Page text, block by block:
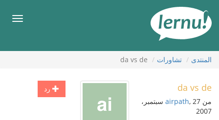
المحتويات
قائمة
المنتدى تشاورات da vs de
رد da vs de
من airpath , 27 سبتمبر،
2007